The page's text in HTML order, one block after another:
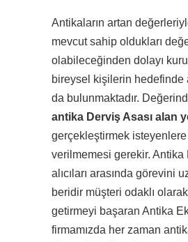
Antikaların artan
mevcut sahip oldukları
olabileceğinden dolayı
bireysel kişilerin hedefinde
da bulunmaktadır.
antika Derviş Asası alan
gerçekleştirmek isteyenlere
verilmemesi gerekir. Antika
alıcıları arasında görevini
beridir müşteri odaklı
getirmeyi başaran Antika
firmamızda her zaman